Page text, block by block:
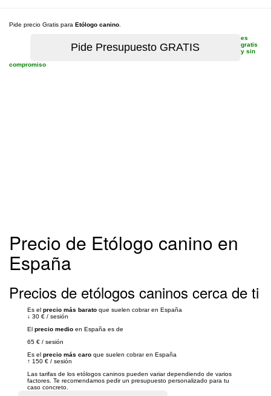
Pide precio Gratis para Etólogo canino
es
gratis
y sin
compromiso
Precio de Etólogo canino en
España
Precios de etólogos caninos cerca de ti
Es el precio más barato que suelen cobrar en España
↓ 30 € / sesión
El precio medio en España es de
65 € / sesión
Es el precio más caro que suelen cobrar en España
↑ 150 € / sesión
Las tarifas de los etólogos caninos pueden variar dependiendo de varios
factores. Te recomendamos pedir un presupuesto personalizado para tu
caso concreto.